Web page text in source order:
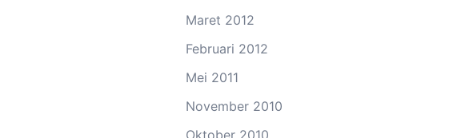
Maret 2012
Februari 2012
Mei 2011
November 2010
Oktober 2010